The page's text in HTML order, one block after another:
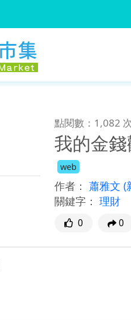
點閱數：1,082
我的金
web
作者： 蕭雅文 (
關鍵字： 理財
0 0